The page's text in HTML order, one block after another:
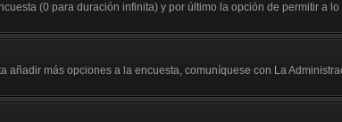
(0 para duración infinita) y por último la opción de permitir a
añadir más opciones a la encuesta, comuníquese con La